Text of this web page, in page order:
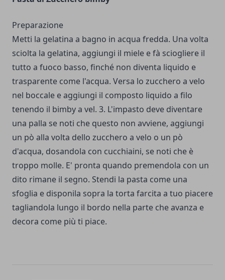
Preparazione
Metti la gelatina a bagno in acqua fredda. Una volta
sciolta la gelatina, aggiungi il miele e fà sciogliere il
tutto a fuoco basso, finché non diventa liquido e
trasparente come l'acqua. Versa lo zucchero a velo
nel boccale e aggiungi il composto liquido a filo
tenendo il bimby a vel. 3. L'impasto deve diventare
una palla se noti che questo non avviene, aggiungi
un pò alla volta dello zucchero a velo o un pò
d'acqua, dosandola con cucchiaini, se noti che è
troppo molle. E' pronta quando premendola con un
dito rimane il segno. Stendi la pasta come una
sfoglia e disponila sopra la torta farcita a tuo piacere
tagliandola lungo il bordo nella parte che avanza e
decora come più ti piace.